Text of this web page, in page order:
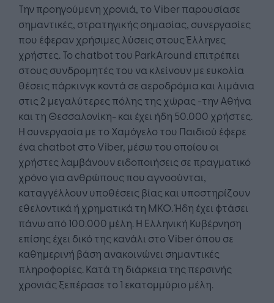
Την προηγούμενη χρονιά, το Viber παρουσίασε
σημαντικές, στρατηγικής σημασίας, συνεργασίες
που έφεραν χρήσιμες λύσεις στους Έλληνες
χρήστες. Το chatbot του ParkAround επιτρέπει
στους συνδρομητές του να κλείνουν με ευκολία
θέσεις πάρκινγκ κοντά σε αεροδρόμια και λιμάνια
στις 2 μεγαλύτερες πόλης της χώρας -την Αθήνα
και τη Θεσσαλονίκη- και έχει ήδη 50.000 χρήστες.
Η συνεργασία με το Χαμόγελο του Παιδιού έφερε
ένα chatbot στο Viber, μέσω του οποίου οι
χρήστες λαμβάνουν ειδοποιήσεις σε πραγματικό
χρόνο για ανθρώπους που αγνοούνται,
καταγγέλλουν υποθέσεις βίας και υποστηρίζουν
εθελοντικά ή χρηματικά τη ΜΚΟ. Ήδη έχει φτάσει
πάνω από 100.000 μέλη. Η Ελληνική Κυβέρνηση
επίσης έχει δικό της κανάλι στο Viber όπου σε
καθημερινή βάση ανακοινώνει σημαντικές
πληροφορίες. Κατά τη διάρκεια της περσινής
χρονιάς ξεπέρασε το 1 εκατομμύριο μέλη.